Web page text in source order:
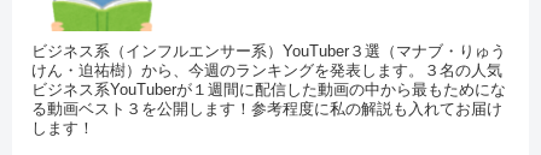
ビジネス系（インフルエンサー系）YouTuber３選（マナブ・りゅう
けん・迫祐樹）から、今週のランキングを発表します。３名の人気
ビジネス系YouTuberが１週間に配信した動画の中から最もためにな
る動画ベスト３を公開します！参考程度に私の解説も入れてお届け
します！